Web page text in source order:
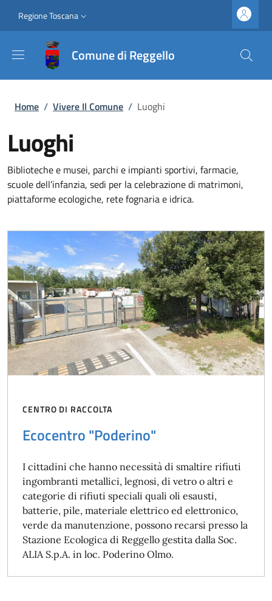
Slim top
Regione Toscana
Comune di Reggello
Briciole di pane
Home / Vivere Il Comune / Luoghi
Luoghi
Biblioteche e musei, parchi e impianti sportivi, farmacie,
scuole dell’infanzia, sedi per la celebrazione di matrimoni,
piattaforme ecologiche, rete fognaria e idrica.
CENTRO DI RACCOLTA
Ecocentro "Poderino"
I cittadini che hanno necessità di smaltire rifiuti
ingombranti metallici, legnosi, di vetro o altri e
categorie di rifiuti speciali quali oli esausti,
batterie, pile, materiale elettrico ed elettronico,
verde da manutenzione, possono recarsi presso la
Stazione Ecologica di Reggello gestita dalla Soc.
ALIA S.p.A. in loc. Poderino Olmo.